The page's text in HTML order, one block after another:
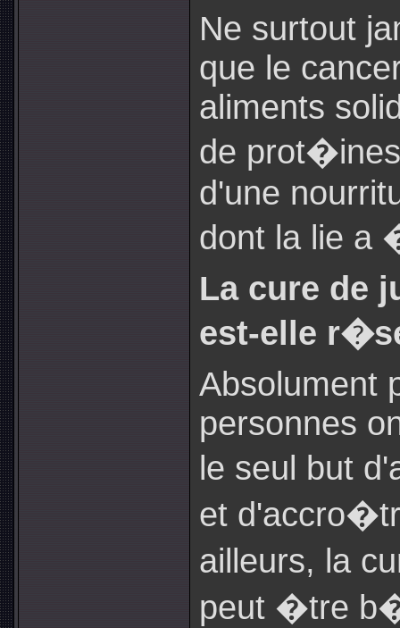
Ne surtout
que le
aliments
de
d'une
dont la lie
La cure de
est-elle
Absolument
personnes
le seul but
et
ailleurs, la
peut �tre